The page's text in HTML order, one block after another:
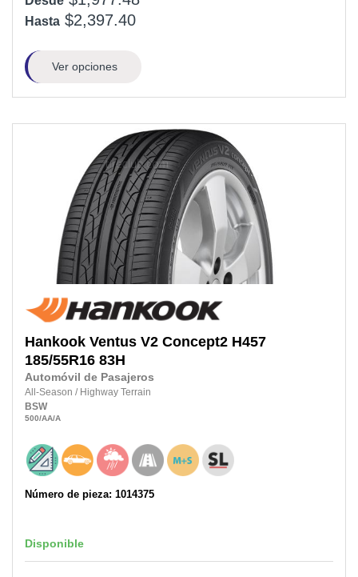
Hasta $2,397.40
Ver opciones
Hankook Ventus V2 Concept2 H457
185/55R16 83H
Automóvil de Pasajeros
All-Season / Highway Terrain
BSW
500/AA/A
Número de pieza: 1014375
Disponible